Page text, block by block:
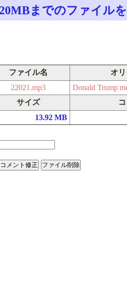
までのファイル
ファイル名
オ
22021.mp3
Donald Trump
サイズ
13.92 MB